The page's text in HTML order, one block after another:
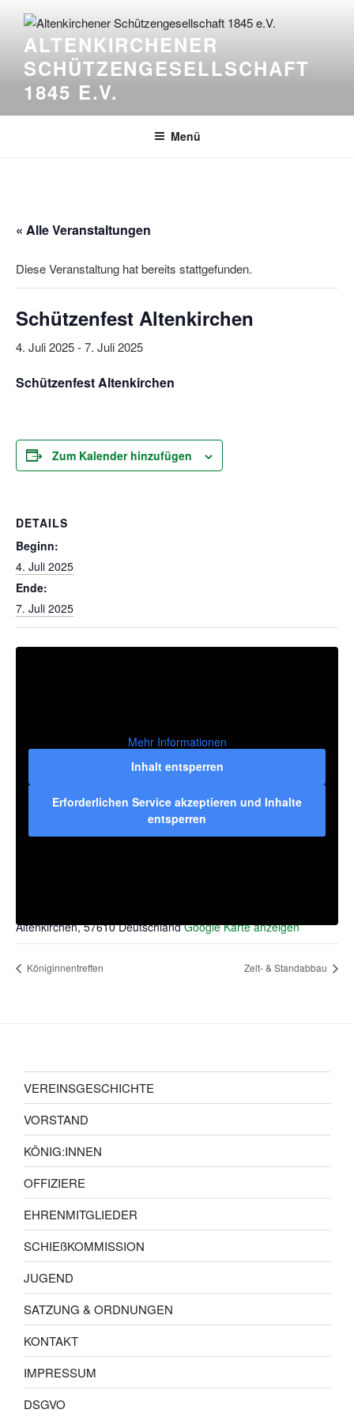
Inhalt
springenALTENKIRCHENER
SCHÜTZENGESELLSCHAFT
1845 E.V.
Menü
« Alle Veranstaltungen
Diese Veranstaltung hat bereits stattgefunden.
Schützenfest Altenkirchen
4. Juli 2025-7. Juli 2025
Schützenfest Altenkirchen
Zum Kalender hinzufügen
DETAILS
Beginn:
4. Juli 2025
Ende:
7. Juli 2025
Altenkirchen, 57610 Deutschland Google Karte anzeigen
Mehr Informationen
Inhalt entsperren
Erforderlichen Service akzeptieren und Inhalte
entsperren
Königinnentreffen Zelt- & Standabbau
VEREINSGESCHICHTE
VORSTAND
KÖNIG:INNEN
OFFIZIERE
EHRENMITGLIEDER
SCHIEßKOMMISSION
JUGEND
SATZUNG & ORDNUNGEN
KONTAKT
IMPRESSUM
DSGVO